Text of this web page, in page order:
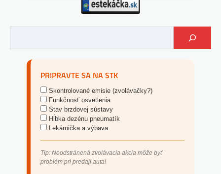
PRIPRAVTE SA NA STK
Skontrolované emisie (zvolávačky?)
Funkčnosť osvetlenia
Stav brzdovej sústavy
Hĺbka dezénu pneumatík
Lekárnička a výbava
Tip: Neodstránená zvolávacia akcia môže byť
problém pri predaji auta!